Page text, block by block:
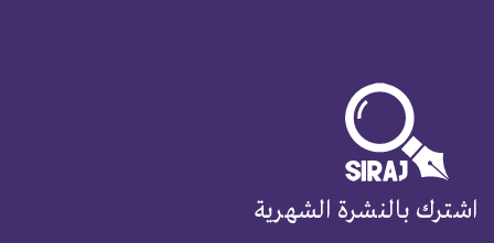
اشترك بالنشرة الشهرية